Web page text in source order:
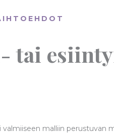
tai
valmiiseen malliin